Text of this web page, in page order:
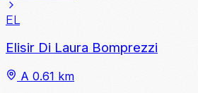
EL
Elisir Di Laura Bomprezzi
A 0.61 km